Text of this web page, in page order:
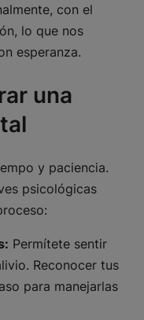
con el
lo que nos
esperanza.
una
y paciencia.
psicológicas
Permítete sentir
Reconocer tus
para manejarlas